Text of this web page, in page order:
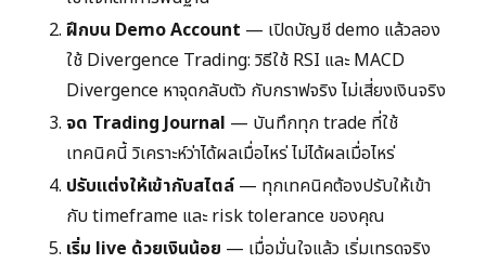
ฝึกบน Demo Account — เปิดบัญชี demo แล้วลอง
ใช้ Divergence Trading: วิธีใช้ RSI และ MACD
Divergence หาจุดกลับตัว กับกราฟจริง ไม่เสี่ยงเงินจริง
จด Trading Journal — บันทึกทุก trade ที่ใช้
เทคนิคนี้ วิเคราะห์ว่าได้ผลเมื่อไหร่ ไม่ได้ผลเมื่อไหร่
ปรับแต่งให้เข้ากับสไตล์ — ทุกเทคนิคต้องปรับให้เข้า
กับ timeframe และ risk tolerance ของคุณ
เริ่ม live ด้วยเงินน้อย — เมื่อมั่นใจแล้ว เริ่มเทรดจริง